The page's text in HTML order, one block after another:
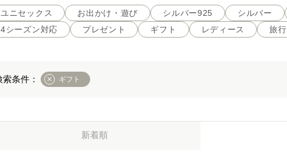
ユニセックス お出かけ・遊び シルバー925 シルバー
4シーズン対応
プレゼント ギフト レディース 旅行
ギフト
新着順